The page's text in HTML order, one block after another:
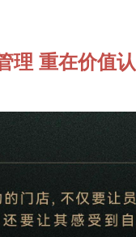
理 重在价值